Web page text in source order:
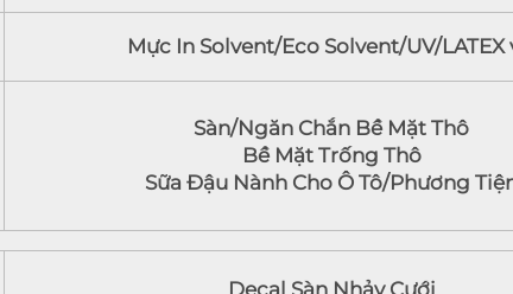
Mực In Solvent/Eco Solvent/UV/LATEX
Sàn/Ngăn Chắn Bề Mặt Thô
Bề Mặt Trống Thô
Sữa Đậu Nành Cho Ô Tô/Phương
Decal Sàn Nhảy Cưới